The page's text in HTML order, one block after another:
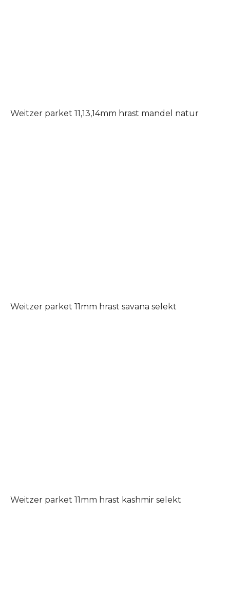
Weitzer parket 11,13,14mm hrast mandel natur
Weitzer parket 11mm hrast savana selekt
Weitzer parket 11mm hrast kashmir selekt